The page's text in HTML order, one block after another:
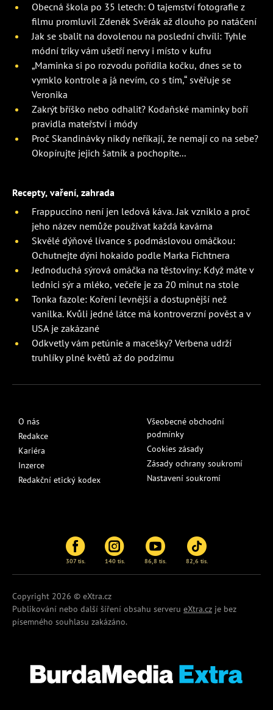
Obecná škola po 35 letech: O tajemství fotografie z
filmu promluvil Zdeněk Svěrák až dlouho po natáčení
Jak se sbalit na dovolenou na poslední chvíli: Tyhle
módní triky vám ušetří nervy i místo v kufru
„Maminka si po rozvodu pořídila kočku, dnes se to
vymklo kontrole a já nevím, co s tím,“ svěřuje se
Veronika
Zakrýt bříško nebo odhalit? Kodaňské maminky boří
pravidla mateřství i módy
Proč Skandinávky nikdy neříkají, že nemají co na sebe?
Okopírujte jejich šatník a pochopíte...
Recepty, vaření, zahrada
Frappuccino není jen ledová káva. Jak vzniklo a proč
jeho název nemůže používat každá kavárna
Skvělé dýňové lívance s podmáslovou omáčkou:
Ochutnejte dýni hokaido podle Marka Fichtnera
Jednoduchá sýrová omáčka na těstoviny: Když máte v
lednici sýr a mléko, večeře je za 20 minut na stole
Tonka fazole: Koření levnější a dostupnější než
vanilka. Kvůli jedné látce má kontroverzní pověst a v
USA je zakázané
Odkvetly vám petúnie a macešky? Verbena udrží
truhlíky plné květů až do podzimu
O nás
Redakce
Kariéra
Inzerce
Redakční etický kodex
Všeobecné obchodní
podmínky
Cookies zásady
Zásady ochrany soukromí
Nastavení soukromí
307 tis. 140 tis. 86,8 tis. 82,6 tis.
Copyright 2026 © eXtra.cz
Publikování nebo další šíření obsahu serveru eXtra.cz je bez
písemného souhlasu zakázáno.